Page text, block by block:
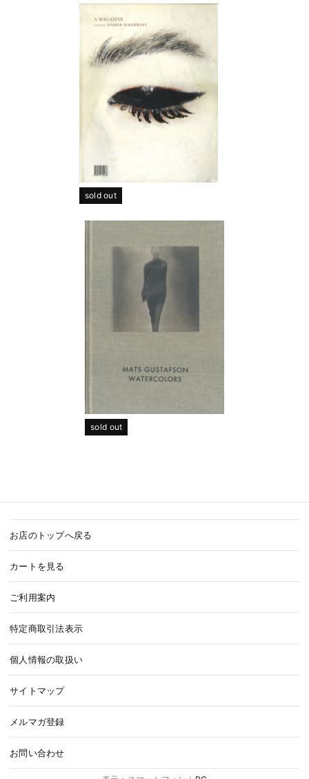
sold out
sold out
お店のトップへ戻る
カートを見る
ご利用案内
特定商取引法表示
個人情報の取扱い
サイトマップ
メルマガ登録
お問い合わせ